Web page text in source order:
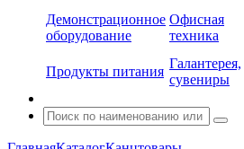
Демонстрационное
оборудование
Офисная
техника
Продукты питания
Галантерея,
сувениры